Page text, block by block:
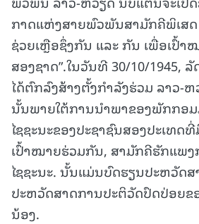
ກາດແຫ່ງສາຍພົວພັນສາມັກຄີພິເສ
ຊ່ວຍເຫຼືອຊຶ່ງກັນ ແລະ ກັນ ເພື່ອເປົ້
ສອງຊາດ”.ໃນວັນທີ 30/10/1945,
ໄດ້ຕົກລົງສ້າງຕັ້ງກໍາລັງຮ່ວມ ລາວ-ຫ
ນັ້ນພາຍໃຕ້ການນໍາພາຂອງພັກກອ
ໄຊຊະນະຂອງປະຊາຊົນສອງປະເທ
ເປົ້າໝາຍຮ່ວມກັນ, ສາມັກຄີຮັກແພ
ໄຊຊະນະ. ນັ້ນແມ່ນບົດຮຽນປະຫວັດ
ປະຫວັດສາດການປະຕິວັດປົດປ່ອຍຂ
ນ້ອງ.